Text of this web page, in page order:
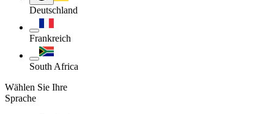
Deutschland
Frankreich
South Africa
Wählen Sie Ihre
Sprache